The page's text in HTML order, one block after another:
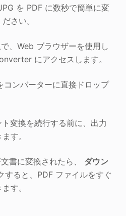
を PDF に数秒で簡単に変
さい。
、Web ブラウザーを使用し
にアクセスします。
コンバーターに直接ドロップ
ト変換を続行する前に、出力
す。
書に変換されたら、 ダウン
すると、PDF ファイルをすぐ
す。